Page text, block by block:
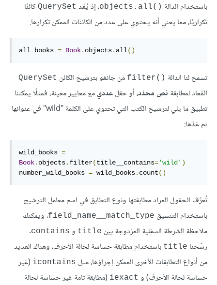
باستخدام الدالة objects.all()‎، إذ يُعَد QuerySet كائنًا
تكراريًا، مما يعني أنه يحتوي على عدد من الكائنات الممكن تكرارها.
all_books = Book. objects. all()
تسمح لنا الدالة filter()‎ من جانغو بترشيح الكائن QuerySet
المُعاد لمطابقة نص محدّد، أو حقلعدديمع معايير معينة، فمثلًا يمكننا
تطبيق ما يلي لترشيح الكتب التي تحتوي على الكلمة "wild" في عنوانها
ثم عَدّها:
wild_books =
Book. objects. filter(title__contains='wild' )
number_wild_books = wild_books. count()
تُعرَّف الحقول المراد مطابقتها ونوع التطابق في اسم معامل الترشيح
باستخدام التنسيق field_name__match_type، ويمكنك
ملاحظة الشرطة السفلية المزدوجة بين title و contains
.
رشّحنا title باستخدام مطابقة حساسة لحالة الأحرف، وهناك العديد
من أنواع التطابقات الأخرى الممكن إجراؤها، مثل icontains (غير
حساسة لحالة الأحرف) و iexact (مطابقة تامة غير حساسة لحالة